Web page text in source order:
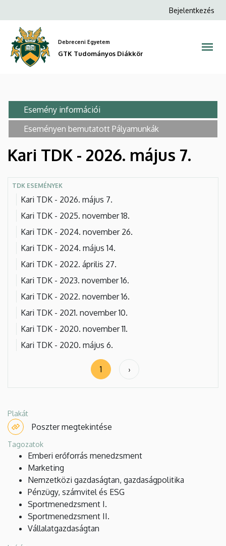
TDK
2026.
7.
GTK
Tudományos
Diákkör
a
tartalomra
Anonim
Bejelentkezés
Debreceni Egyetem
GTK Tudományos Diákkör
Elsődleges
fülek
Esemény információi
fül)
Eseményen bemutatott Pályamunkák
Kari TDK - 2026. május 7.
TDK ESEMÉNYEK
Kari TDK - 2026. május 7.
Kari TDK - 2025. november 18.
Kari TDK - 2024. november 26.
Kari TDK - 2024. május 14.
Kari TDK - 2022. április 27.
Kari TDK - 2023. november 16.
Kari TDK - 2022. november 16.
Kari TDK - 2021. november 10.
Kari TDK - 2020. november 11.
Kari TDK - 2020. május 6.
1
Következő
oldal
›
Plakát
Poszter megtekintése
Tagozatok
Emberi erőforrás menedzsment
Marketing
Nemzetközi gazdaságtan, gazdaságpolitika
Pénzügy, számvitel és ESG
Sportmenedzsment I.
Sportmenedzsment II.
Vállalatgazdaságtan